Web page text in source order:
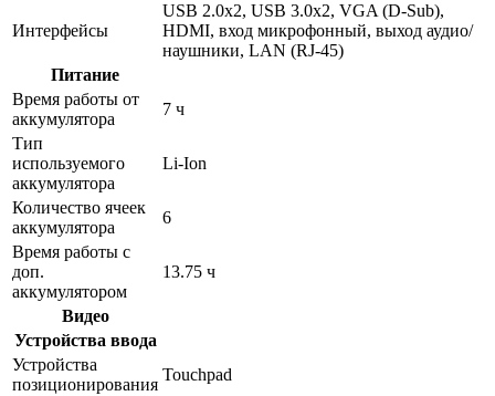
Интерфейсы
USB 2.0x2, USB 3.0x2, VGA (D-Sub),
HDMI, вход микрофонный, выход аудио/
наушники, LAN (RJ-45)
Питание
Время работы от
аккумулятора
7 ч
Тип
используемого
аккумулятора
Li-Ion
Количество ячеек
аккумулятора
6
Время работы с
доп.
аккумулятором
13.75 ч
Видео
Устройства ввода
Устройства
позиционирования
Touchpad